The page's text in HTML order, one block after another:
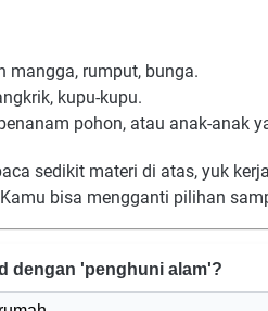
mangga, rumput, bunga.
kupu-kupu.
pohon, atau anak-anak
sedikit materi di atas, yuk
bisa mengganti pilihan
dengan 'penghuni alam'?